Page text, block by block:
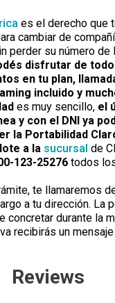
es el derecho que
cambiar de
perder su número de
disfrutar de
en tu plan,
incluido y
es muy sencillo, el
y con el DNI ya
la Portabilidad
a la sucursal de
123-25276 todos
te llamaremos
a tu dirección. La
concretar durante la
recibirás un
Reviews